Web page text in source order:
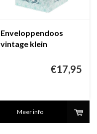
Enveloppendoos
vintage klein
€17,95
Meer info